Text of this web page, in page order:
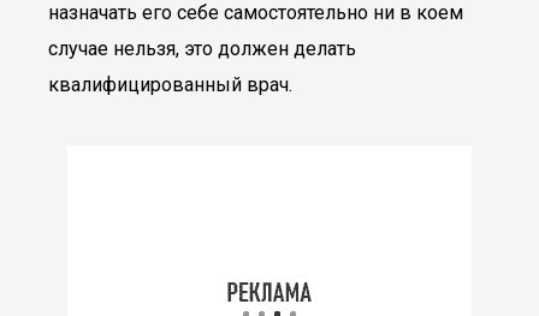
назначать его себе самостоятельно ни в коем
случае нельзя, это должен делать
квалифицированный врач.